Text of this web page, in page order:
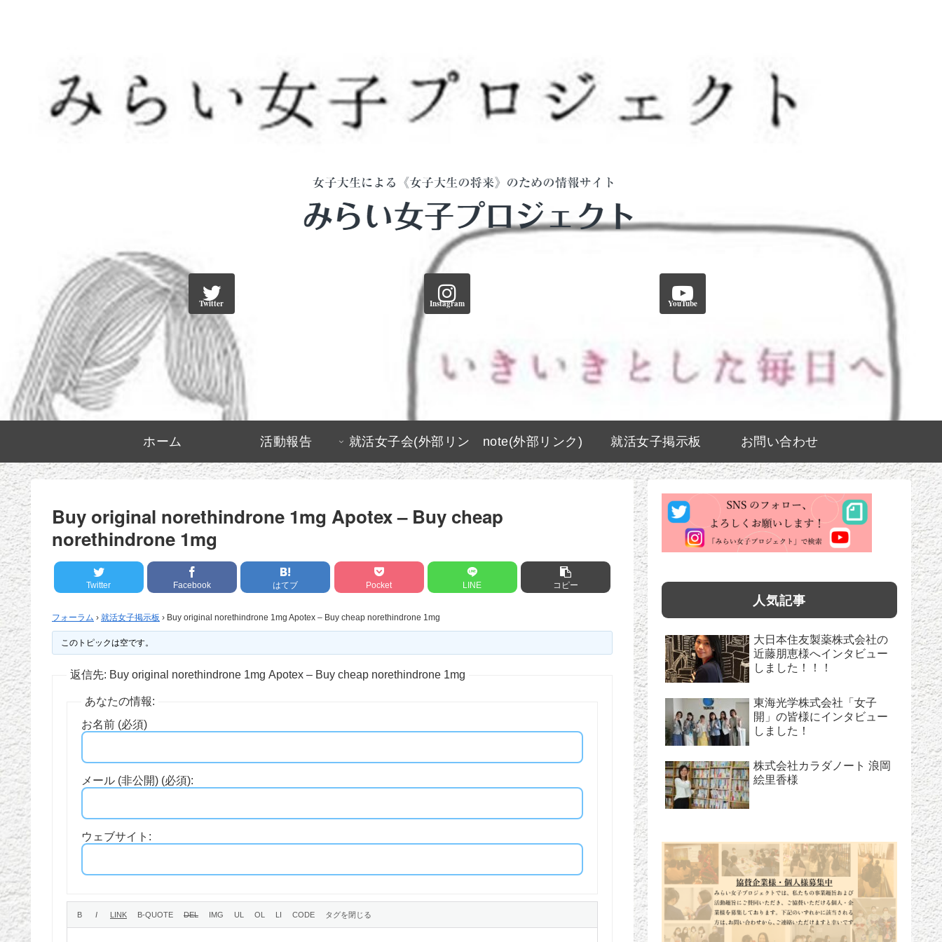
Twitter Instagram YouTube
ホーム 活動報告 就活女子会(外部リン
ク)
note(外部リンク) 就活女子掲示板 お問い合わせ
Buy original norethindrone 1mg Apotex – Buy cheap
norethindrone 1mg
Twitter Facebook はてブ Pocket LINE コピー
フォーラム › 就活女子掲示板 › Buy original norethindrone 1mg Apotex – Buy cheap norethindrone 1mg
このトピックは空です。
返信先: Buy original norethindrone 1mg Apotex – Buy cheap norethindrone 1mg
あなたの情報:
お名前 (必須)
メール (非公開) (必須):
ウェブサイト:
人気記事
大日本住友製薬株式会社の
近藤朋恵様へインタビュー
しました！！！
東海光学株式会社「女子
開」の皆様にインタビュー
しました！
株式会社カラダノート 浪岡
絵里香様